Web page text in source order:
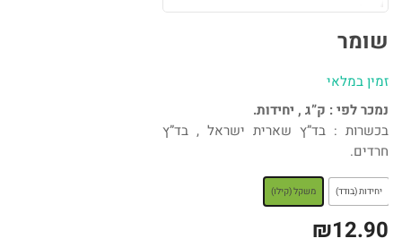
שומר
זמין במלאי
נמכר לפי : ק”ג , יחידות.
בכשרות : בד”ץ שארית ישראל , בד”ץ
חרדים.
יחידות (בודד) משקל (קילו)
₪12.90